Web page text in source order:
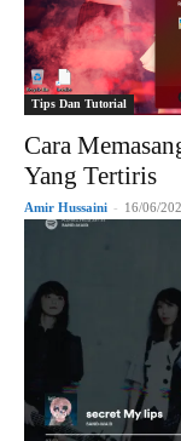
Tips Dan Tutorial
Cara
Yang Tertiris
Amir Hussaini - 16/06/